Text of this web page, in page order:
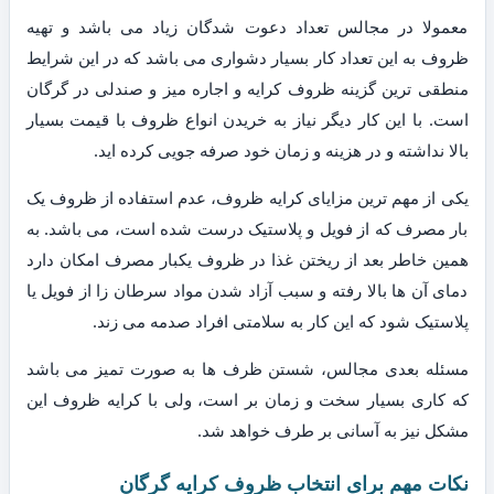
معمولا در مجالس تعداد دعوت شدگان زیاد می باشد و تهیه
ظروف به این تعداد کار بسیار دشواری می باشد که در این شرایط
منطقی ترین گزینه ظروف کرایه و اجاره میز و صندلی در گرگان
است. با این کار دیگر نیاز به خریدن انواع ظروف با قیمت بسیار
بالا نداشته و در هزینه و زمان خود صرفه جویی کرده اید.
یکی از مهم ترین مزایای کرایه ظروف، عدم استفاده از ظروف یک
بار مصرف که از فویل و پلاستیک درست شده است، می باشد. به
همین خاطر بعد از ریختن غذا در ظروف یکبار مصرف امکان دارد
دمای آن ها بالا رفته و سبب آزاد شدن مواد سرطان زا از فویل یا
پلاستیک شود که این کار به سلامتی افراد صدمه می زند.
مسئله بعدی مجالس، شستن ظرف ها به صورت تمیز می باشد
که کاری بسیار سخت و زمان بر است، ولی با کرایه ظروف این
مشکل نیز به آسانی بر طرف خواهد شد.
نکات مهم برای انتخاب ظروف کرایه گرگان